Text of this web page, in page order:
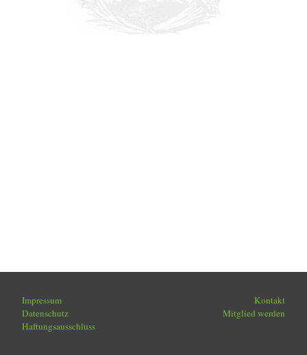
Impressum
Datenschutz
Haftungsausschluss
Kontakt
Mitglied werden